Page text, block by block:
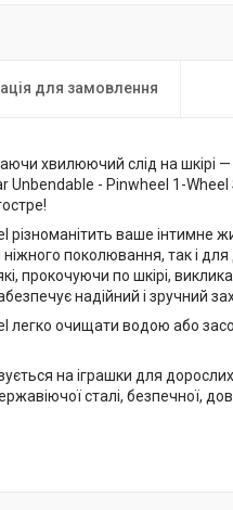
для замовлення
хвилюючий слід на шкірі
Unbendable - Pinwheel 1-Wheel
ваше інтимне
поколювання, так і
прокочуючи по шкірі,
надійний і зручний
легко очищати водою або
на іграшки для
сталі, безпечної,